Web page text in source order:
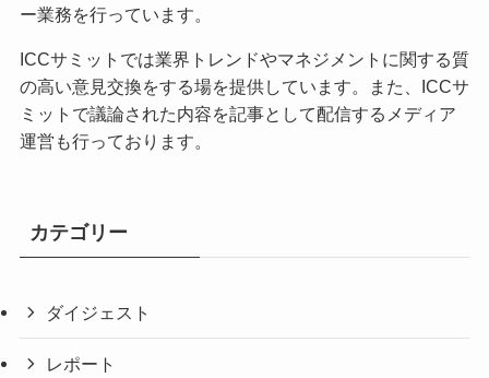
ー業務を行っています。
ICCサミットでは業界トレンドやマネジメントに関する質
の高い意見交換をする場を提供しています。また、ICCサ
ミットで議論された内容を記事として配信するメディア
運営も行っております。
カテゴリー
ダイジェスト
レポート